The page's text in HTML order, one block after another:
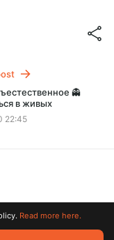
👻
в живых
22:45
Read more here.